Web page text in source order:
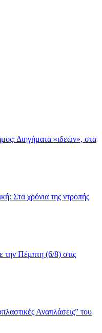
Διηγήματα «ιδεών», στα
Στα χρόνια της ντροπής
την Πέμπτη (6/8) στις
Αναπλάσεις” του